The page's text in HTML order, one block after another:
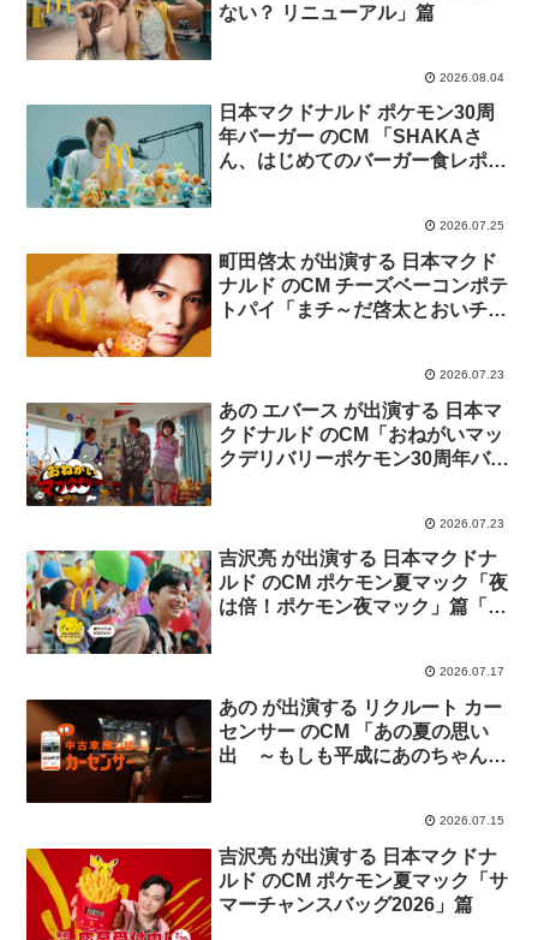
ない？ リニューアル」篇
2026.08.04
日本マクドナルド ポケモン30周
年バーガー のCM 「SHAKAさ
ん、はじめてのバーガー食レポ」
2026.07.25
町田啓太 が出演する 日本マクド
ナルド のCM チーズベーコンポテ
トパイ「まチ～だ啓太とおいチ～
2026.07.23
あの エバース が出演する 日本マ
クドナルド のCM「おねがいマッ
クデリバリーポケモン30周年バー
2026.07.23
吉沢亮 が出演する 日本マクドナ
ルド のCM ポケモン夏マック「夜
は倍！ポケモン夜マック」篇「ポ
2026.07.17
あの が出演する リクルート カー
センサー のCM 「あの夏の思い
出 ～もしも平成にあのちゃんと
2026.07.15
吉沢亮 が出演する 日本マクドナ
ルド のCM ポケモン夏マック「サ
マーチャンスバッグ2026」篇